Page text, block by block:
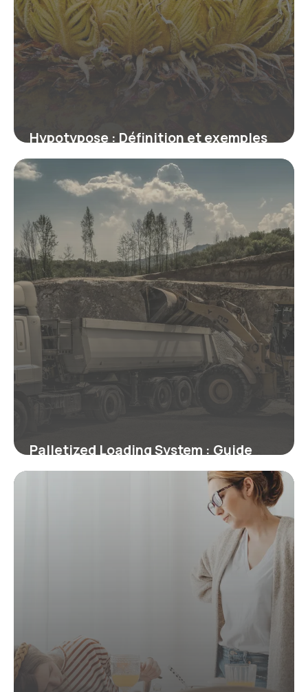
Hypotypose : Définition et exemples
en littérature
9 juillet 2026
Palletized Loading System : Guide
Technique